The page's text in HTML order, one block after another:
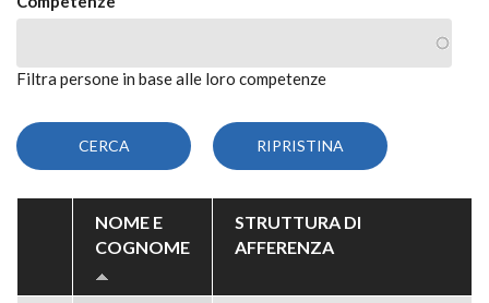
Filtra persone in base alle loro competenze
NOME E
COGNOME
STRUTTURA DI
AFFERENZA